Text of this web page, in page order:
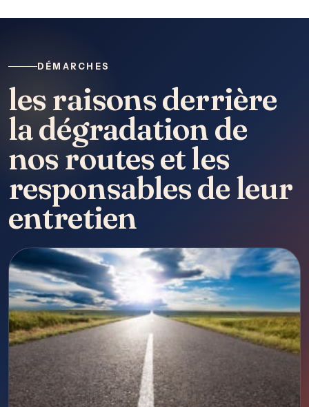
DÉMARCHES
les raisons derrière
la dégradation de
nos routes et les
responsables de leur
entretien